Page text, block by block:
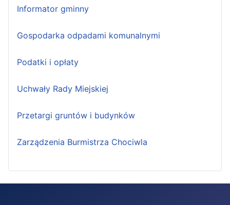
Informator gminny
Gospodarka odpadami komunalnymi
Podatki i opłaty
Uchwały Rady Miejskiej
Przetargi gruntów i budynków
Zarządzenia Burmistrza Chociwla